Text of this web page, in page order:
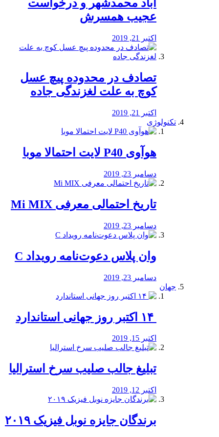
آباد محمدشهر و درخواست
عجیب همسرش
اکتبر 21, 2019
تصادف در محدوده پیچ عسل
کوچ به علت لغزندگی جاده
اکتبر 21, 2019
تکنولوژی
هوآوی P40 لایت احتمالا موبا
دسامبر 23, 2019
تاریخ احتمالی معرفی Mi MIX
دسامبر 23, 2019
وان پلاس دعوت‌نامه رویداد C
دسامبر 23, 2019
جهان
اکتبر 15, 2019
تبلیغ جالب صلیب سرخ استرالیا
اکتبر 12, 2019
برندگان جایزه نوبل فیزیک ۲۰۱۹